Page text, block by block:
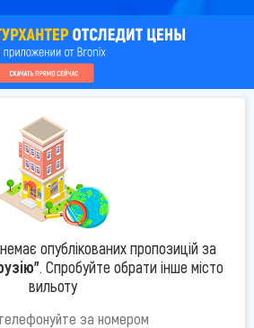
опублікованих пропозицій за
. Спробуйте обрати інше місто
вильоту
за номером